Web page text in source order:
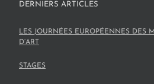
DERNIERS ARTICLES
LES JOURNÉES EUROPÉENNES DES
D’ART
STAGES